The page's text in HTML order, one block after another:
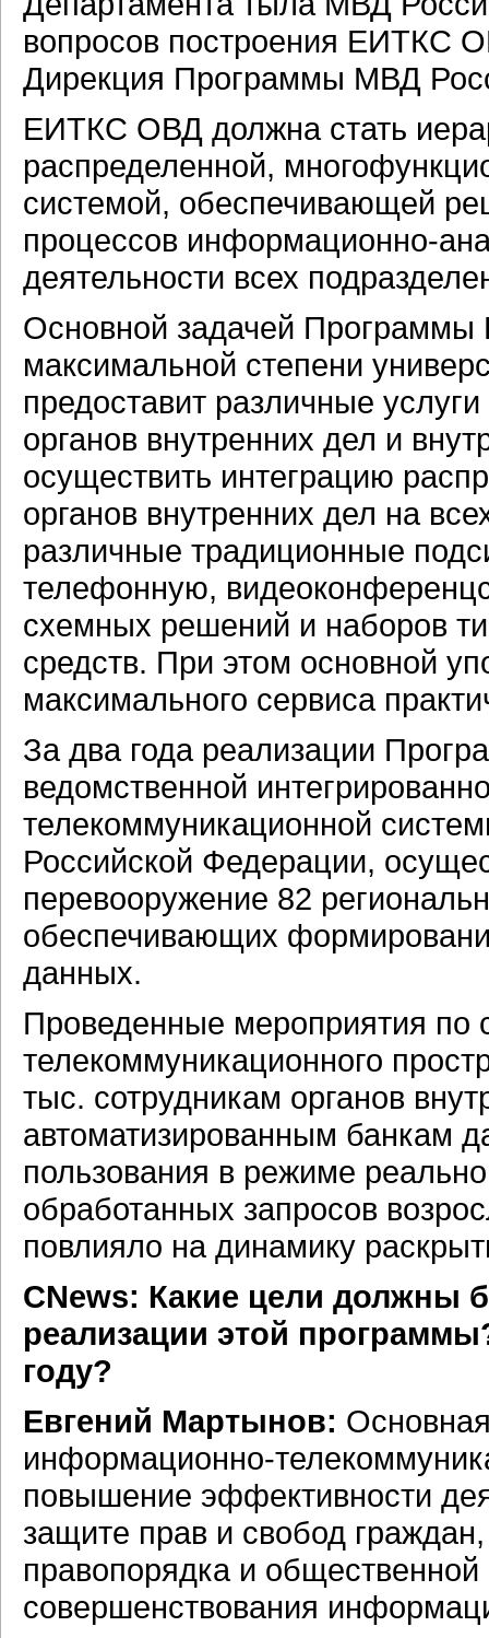
вопросов построения ЕИТКС
Дирекция Программы МВД
ЕИТКС ОВД должна стать
распределенной,
системой, обеспечивающей
процессов информационно-
деятельности всех
Основной задачей Программы
максимальной степени
предоставит различные
органов внутренних дел и
осуществить интеграцию
органов внутренних дел на
различные традиционные
телефонную,
схемных решений и наборов
средств. При этом основной
максимального сервиса
За два года реализации
ведомственной
телекоммуникационной
Российской Федерации,
перевооружение 82
обеспечивающих
данных.
Проведенные мероприятия по
телекоммуникационного
тыс. сотрудникам органов
автоматизированным банкам
пользования в режиме
обработанных запросов
повлияло на динамику
CNews: Какие цели должны
реализации этой
году?
Евгений Мартынов:
информационно-
повышение эффективности
защите прав и свобод
правопорядка и общественной
совершенствования